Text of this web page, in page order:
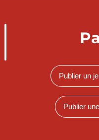
Publier un
Publier